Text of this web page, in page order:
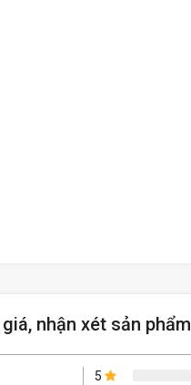
nhận xét sản phẩm
5